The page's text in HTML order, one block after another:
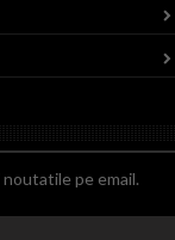
pe email.